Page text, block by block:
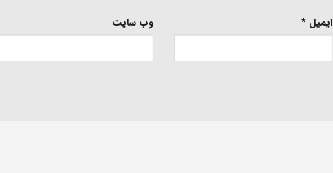
ایمیل * وب‌ سایت